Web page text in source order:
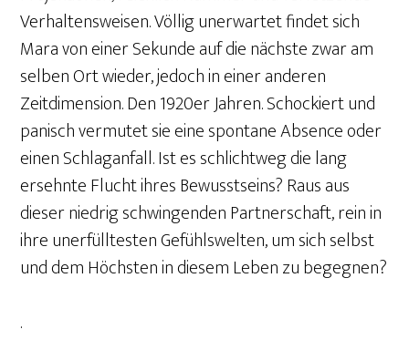
Verhaltensweisen. Völlig unerwartet findet sich
Mara von einer Sekunde auf die nächste zwar am
selben Ort wieder, jedoch in einer anderen
Zeitdimension. Den 1920er Jahren. Schockiert und
panisch vermutet sie eine spontane Absence oder
einen Schlaganfall. Ist es schlichtweg die lang
ersehnte Flucht ihres Bewusstseins? Raus aus
dieser niedrig schwingenden Partnerschaft, rein in
ihre unerfülltesten Gefühlswelten, um sich selbst
und dem Höchsten in diesem Leben zu begegnen?
.